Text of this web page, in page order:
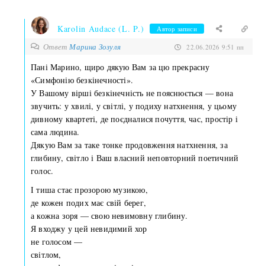
Karolin Audace (L. P.) Автор записи
ОтветМарина Зозуля 22.06.2026 9:51 пп
Пані Марино, щиро дякую Вам за цю прекрасну
«Симфонію безкінечності».
У Вашому вірші безкінечність не пояснюється — вона
звучить: у хвилі, у світлі, у подиху натхнення, у цьому
дивному квартеті, де поєдналися почуття, час, простір і
сама людина.
Дякую Вам за таке тонке продовження натхнення, за
глибину, світло і Ваш власний неповторний поетичний
голос.
І тиша стає прозорою музикою,
де кожен подих має свій берег,
а кожна зоря — свою невимовну глибину.
Я входжу у цей невидимий хор
не голосом —
світлом,